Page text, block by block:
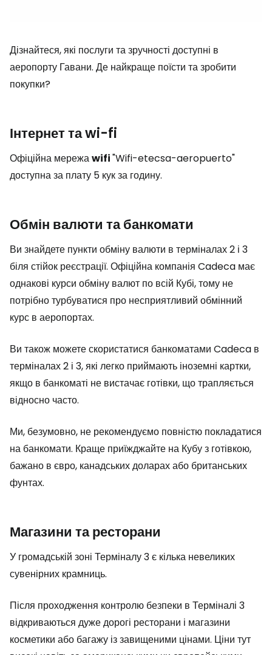
Дізнайтеся, які послуги та зручності доступні в
аеропорту Гавани. Де найкраще поїсти та зробити
покупки?
Інтернет та wi-fi
Офіційна мережаwifi"Wifi-etecsa-aeropuerto"
доступна за плату 5 кук за годину.
Обмін валюти та банкомати
Ви знайдете пункти обміну валюти в терміналах 2 і 3
біля стійок реєстрації. Офіційна компанія Cadeca має
однакові курси обміну валют по всій Кубі, тому не
потрібно турбуватися про несприятливий обмінний
курс в аеропортах.
Ви також можете скористатися банкоматами Cadeca в
терміналах 2 і 3, які легко приймають іноземні картки,
якщо в банкоматі не вистачає готівки, що трапляється
відносно часто.
Ми, безумовно, не рекомендуємо повністю покладатися
на банкомати. Краще приїжджайте на Кубу з готівкою,
бажано в євро, канадських доларах або британських
фунтах.
Магазини та ресторани
У громадській зоні Терміналу 3 є кілька невеликих
сувенірних крамниць.
Після проходження контролю безпеки в Терміналі 3
відкриваються дуже дорогі ресторани і магазини
косметики або багажу із завищеними цінами. Ціни тут